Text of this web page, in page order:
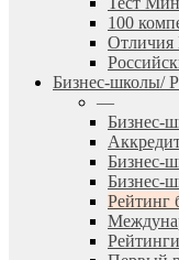
100
Отличия
Бизнес-школы/
—
Бизнес-
Бизнес-
Бизнес-
Рейтинг